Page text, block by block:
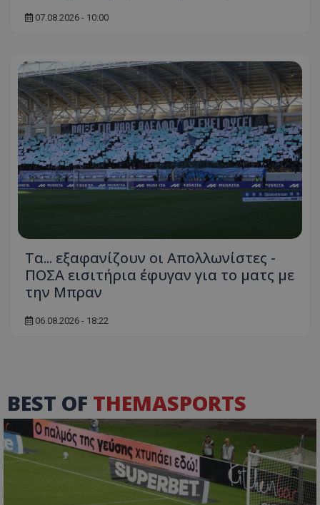
07.08.2026 - 10:00
Τα... εξαφανίζουν οι Απολλωνίστες -
ΠΟΣΑ εισιτήρια έφυγαν για το ματς με
την Μπραν
06.08.2026 - 18:22
BEST OF THEMASPORTS